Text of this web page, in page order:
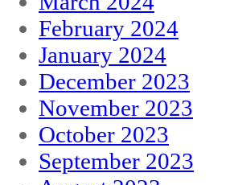
February 2024
January 2024
December 2023
November 2023
October 2023
September 2023